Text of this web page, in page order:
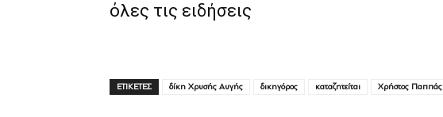
όλες τις ειδήσεις
ΕΤΙΚΕΤΕΣ δίκη Χρυσής Αυγής δικηγόρος καταζητείται Χρήστος Παππάς